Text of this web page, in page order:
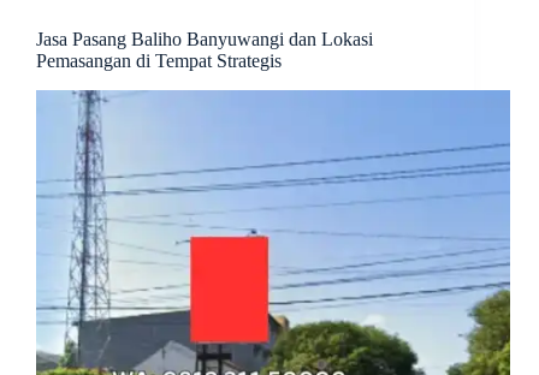
Jasa Pasang Baliho Banyuwangi dan Lokasi
Pemasangan di Tempat Strategis